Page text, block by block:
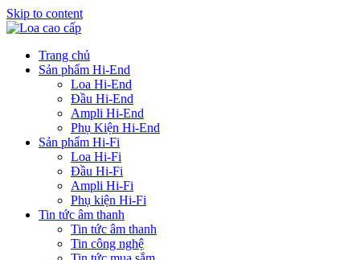
Skip to content
Trang chủ
Sản phẩm Hi-End
Loa Hi-End
Đầu Hi-End
Ampli Hi-End
Phụ Kiện Hi-End
Sản phẩm Hi-Fi
Loa Hi-Fi
Đầu Hi-Fi
Ampli Hi-Fi
Phụ kiện Hi-Fi
Tin tức âm thanh
Tin tức âm thanh
Tin công nghệ